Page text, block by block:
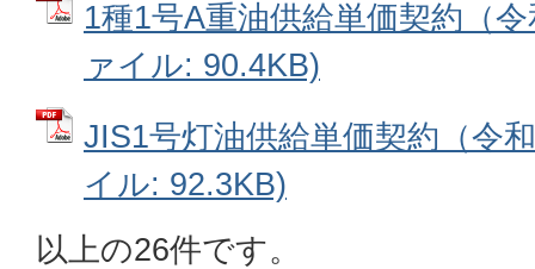
1種1号A重油供給単価契約（
ァイル: 90.4KB)
JIS1号灯油供給単価契約（令
イル: 92.3KB)
以上の26件です。